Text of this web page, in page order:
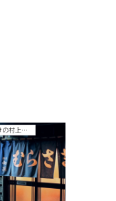
よはくだらけの村上手帖